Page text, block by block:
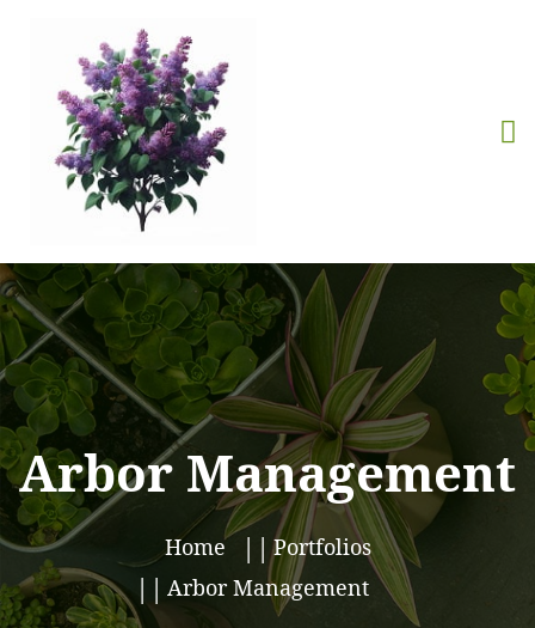
Arbor Management
Home
Portfolios
Arbor Management